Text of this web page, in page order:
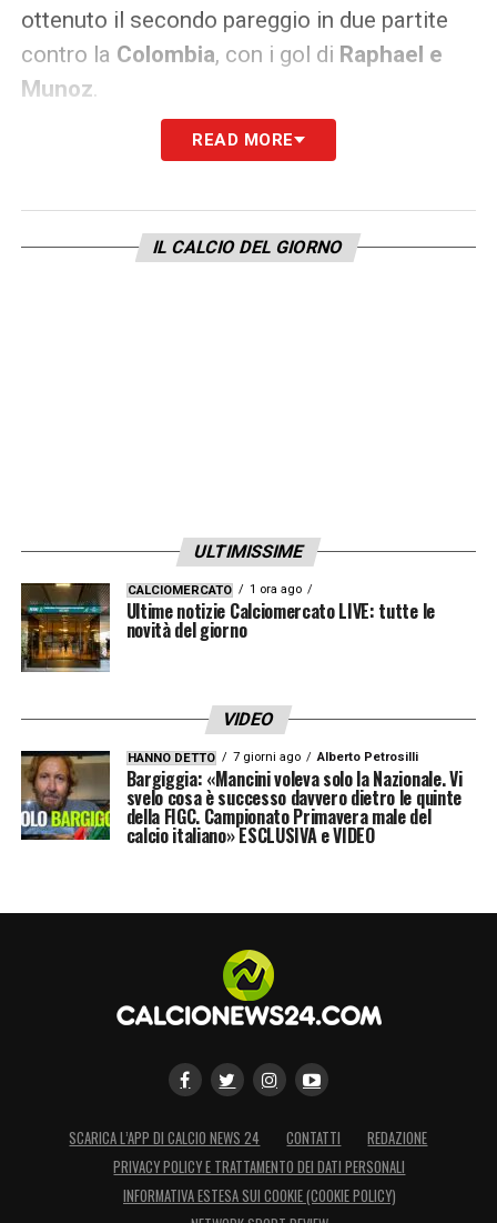
ottenuto il secondo pareggio in due partite
contro la Colombia, con i gol di Raphael e
Munoz.
Un risultato che permette comunque ai
contemporanea vittoria delCosta Rica
controPanama.
READ MORE
IL CALCIO DEL GIORNO
ULTIMISSIME
CALCIOMERCATO 1 ora ago
Ultime notizie Calciomercato LIVE: tutte le
novità del giorno
VIDEO
HANNO DETTO 7 giorni ago Alberto Petrosilli
Bargiggia: «Mancini voleva solo la Nazionale. Vi
svelo cosa è successo davvero dietro le quinte
della FIGC. Campionato Primavera male del
calcio italiano» ESCLUSIVA e VIDEO
SCARICA L’APP DI CALCIO NEWS 24 CONTATTI
REDAZIONE
PRIVACY POLICY E TRATTAMENTO DEI DATI PERSONALI
INFORMATIVA ESTESA SUI COOKIE (COOKIE POLICY)